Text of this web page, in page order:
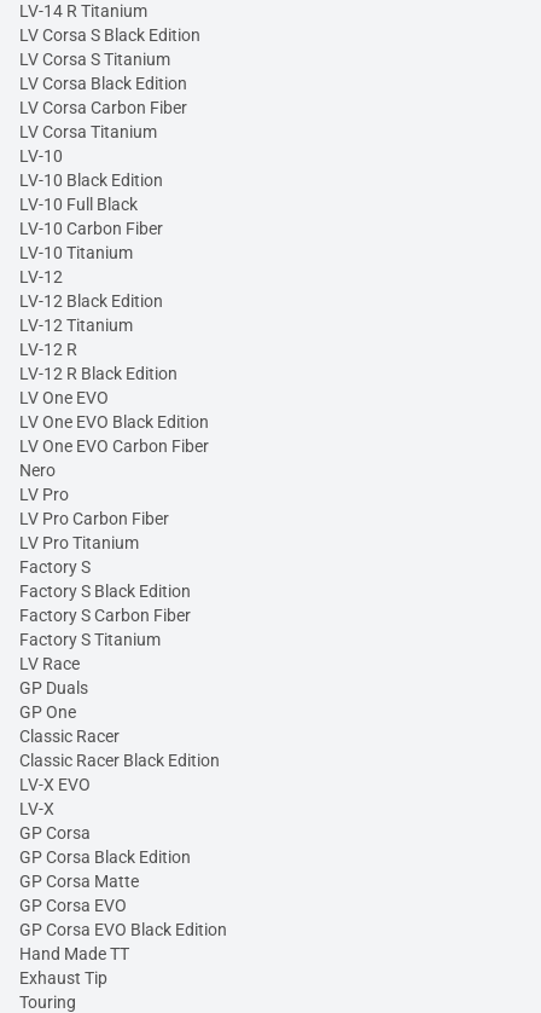
LV-14 R Titanium
LV Corsa S Black Edition
LV Corsa S Titanium
LV Corsa Black Edition
LV Corsa Carbon Fiber
LV Corsa Titanium
LV-10
LV-10 Black Edition
LV-10 Full Black
LV-10 Carbon Fiber
LV-10 Titanium
LV-12
LV-12 Black Edition
LV-12 Titanium
LV-12 R
LV-12 R Black Edition
LV One EVO
LV One EVO Black Edition
LV One EVO Carbon Fiber
Nero
LV Pro
LV Pro Carbon Fiber
LV Pro Titanium
Factory S
Factory S Black Edition
Factory S Carbon Fiber
Factory S Titanium
LV Race
GP Duals
GP One
Classic Racer
Classic Racer Black Edition
LV-X EVO
LV-X
GP Corsa
GP Corsa Black Edition
GP Corsa Matte
GP Corsa EVO
GP Corsa EVO Black Edition
Hand Made TT
Exhaust Tip
Touring